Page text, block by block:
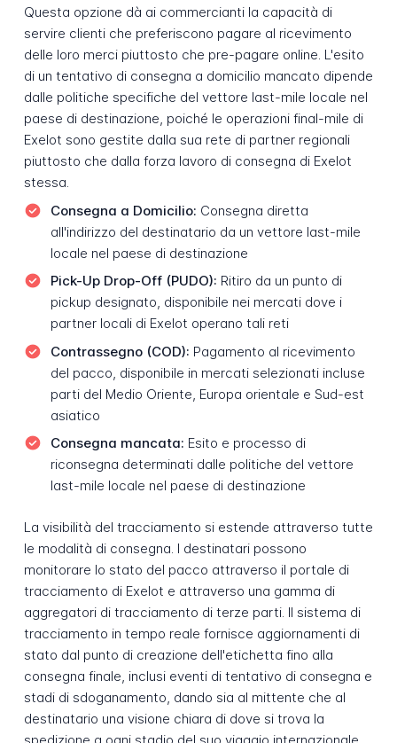
Questa opzione dà ai commercianti la capacità di
servire clienti che preferiscono pagare al ricevimento
delle loro merci piuttosto che pre-pagare online. L'esito
di un tentativo di consegna a domicilio mancato dipende
dalle politiche specifiche del vettore last-mile locale nel
paese di destinazione, poiché le operazioni final-mile di
Exelot sono gestite dalla sua rete di partner regionali
piuttosto che dalla forza lavoro di consegna di Exelot
stessa.
Consegna a Domicilio: Consegna diretta
all'indirizzo del destinatario da un vettore last-mile
locale nel paese di destinazione
Pick-Up Drop-Off (PUDO): Ritiro da un punto di
pickup designato, disponibile nei mercati dove i
partner locali di Exelot operano tali reti
Contrassegno (COD): Pagamento al ricevimento
del pacco, disponibile in mercati selezionati incluse
parti del Medio Oriente, Europa orientale e Sud-est
asiatico
Consegna mancata: Esito e processo di
riconsegna determinati dalle politiche del vettore
last-mile locale nel paese di destinazione
La visibilità del tracciamento si estende attraverso tutte
le modalità di consegna. I destinatari possono
monitorare lo stato del pacco attraverso il portale di
tracciamento di Exelot e attraverso una gamma di
aggregatori di tracciamento di terze parti. Il sistema di
tracciamento in tempo reale fornisce aggiornamenti di
stato dal punto di creazione dell'etichetta fino alla
consegna finale, inclusi eventi di tentativo di consegna e
stadi di sdoganamento, dando sia al mittente che al
destinatario una visione chiara di dove si trova la